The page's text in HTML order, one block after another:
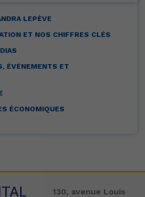
LEPÈVE
ET NOS CHIFFRES CLÉS
ÉVÉNEMENTS ET
ÉCONOMIQUES
130, avenue Louis